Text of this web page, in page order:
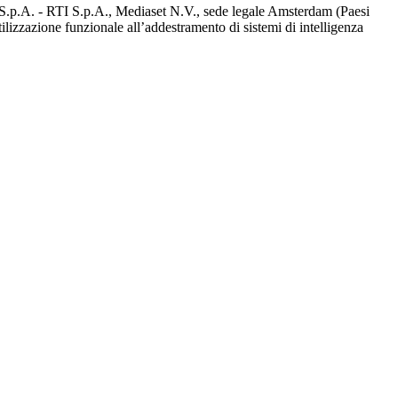
- RTI S.p.A., Mediaset N.V., sede legale Amsterdam (Paesi
funzionale all’addestramento di sistemi di intelligenza